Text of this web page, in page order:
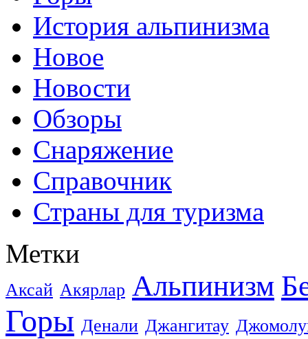
История альпинизма
Новое
Новости
Обзоры
Снаряжение
Справочник
Страны для туризма
Метки
Аксай Акярлар Альпинизм
Горы Денали Джангитау